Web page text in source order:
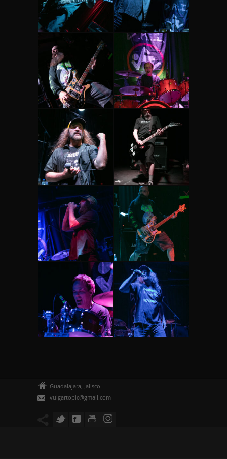
Guadalajara, Jalisco
vulgartopic@gmail.com